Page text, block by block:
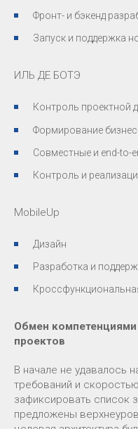
Фронт- и бэкенд
Запуск и поддержка
ИЛЬ ДЕ БОТЭ
Контроль проектной
Формирование
Совместные и end-to-
Контроль и
MobileUp
Дизайн
Разработка и
Обмен
проектов
В начале не удавалось
требований и
зафиксировать список
предложены